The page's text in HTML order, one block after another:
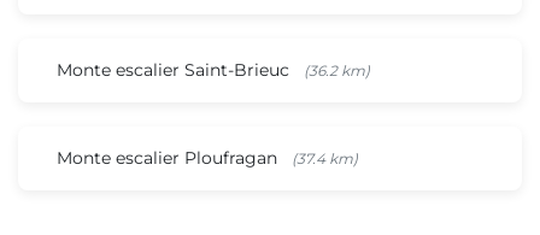
Monte escalier Saint-Brieuc (36.2 km)
Monte escalier Ploufragan (37.4 km)